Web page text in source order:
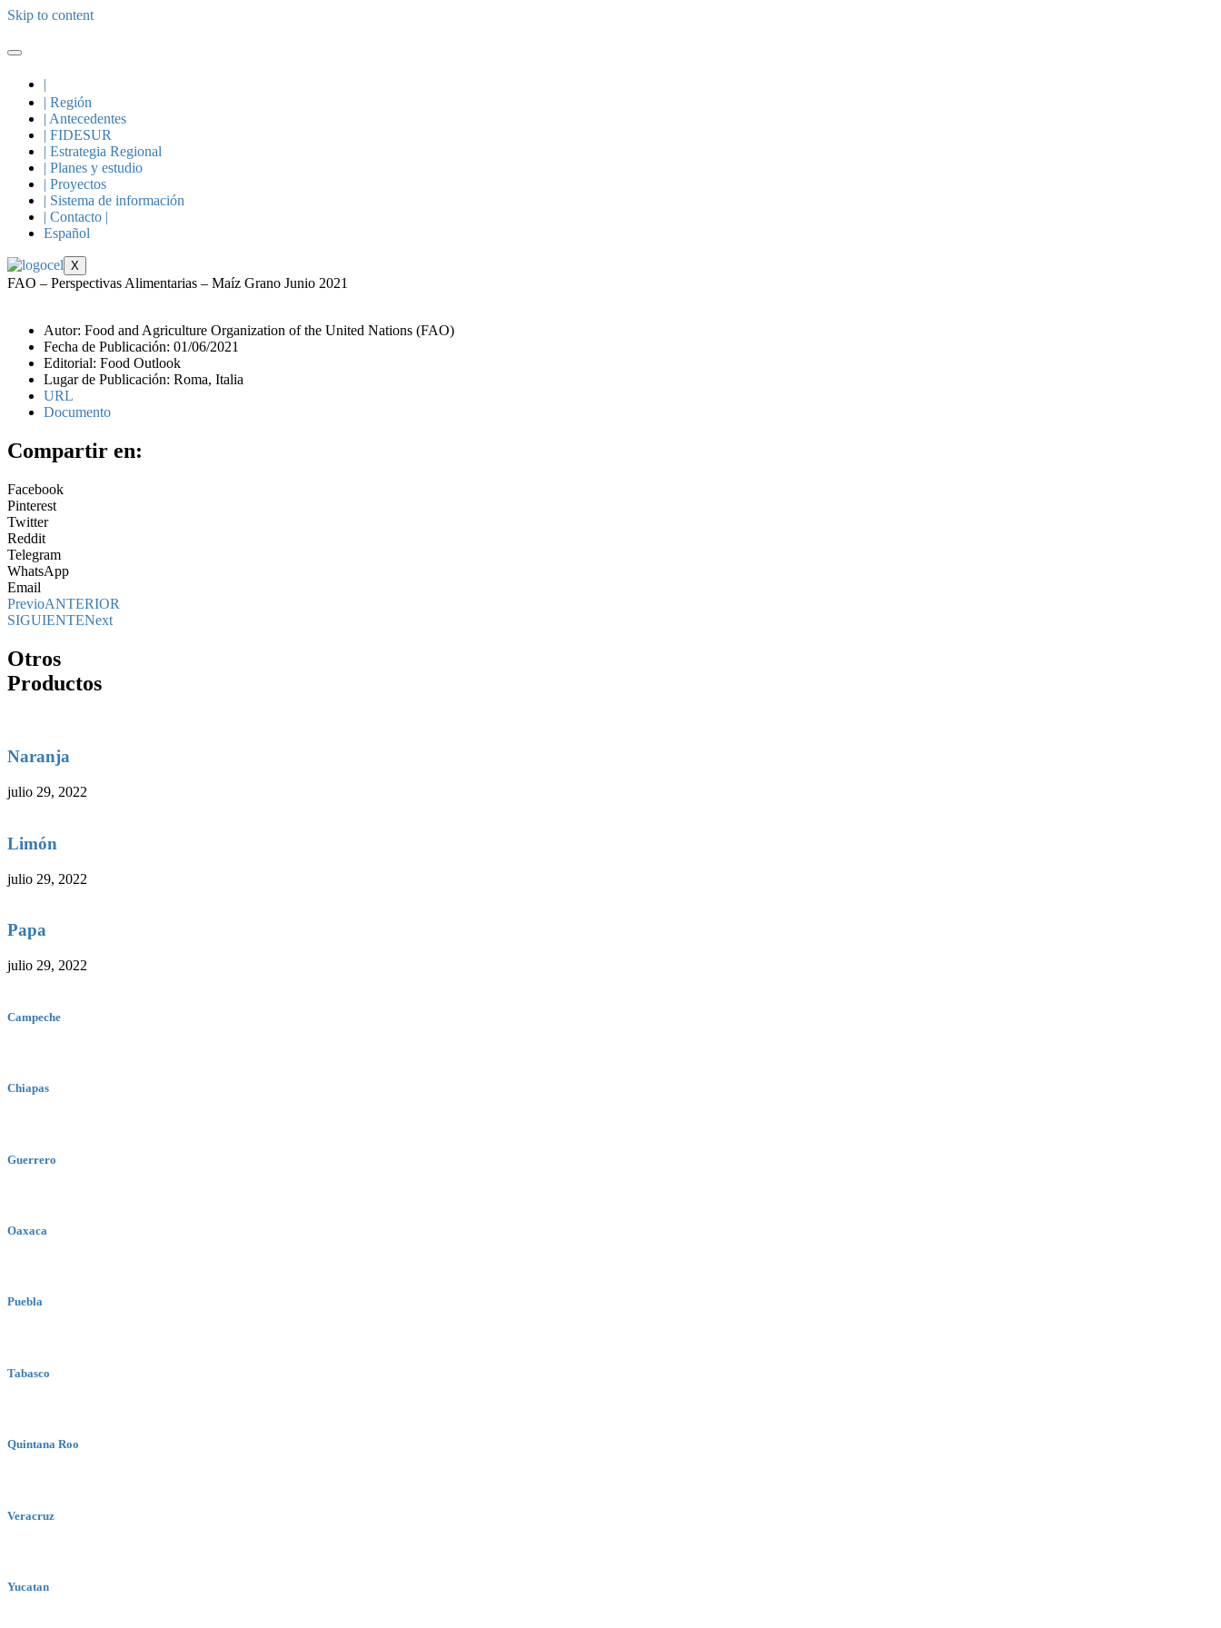
Skip to content
|
| Región
| Antecedentes
| FIDESUR
| Estrategia Regional
| Planes y estudio
| Proyectos
| Sistema de información
| Contacto |
Español
X
FAO – Perspectivas Alimentarias – Maíz Grano Junio 2021
Autor: Food and Agriculture Organization of the United Nations (FAO)
Fecha de Publicación: 01/06/2021
Editorial: Food Outlook
Lugar de Publicación: Roma, Italia
URL
Documento
Compartir en:
Facebook
Pinterest
Twitter
Reddit
Telegram
WhatsApp
Email
PrevioANTERIOR
SIGUIENTENext
Otros
Productos
Naranja
julio 29, 2022
Limón
julio 29, 2022
Papa
julio 29, 2022
Campeche
Chiapas
Guerrero
Oaxaca
Puebla
Tabasco
Quintana Roo
Veracruz
Yucatan